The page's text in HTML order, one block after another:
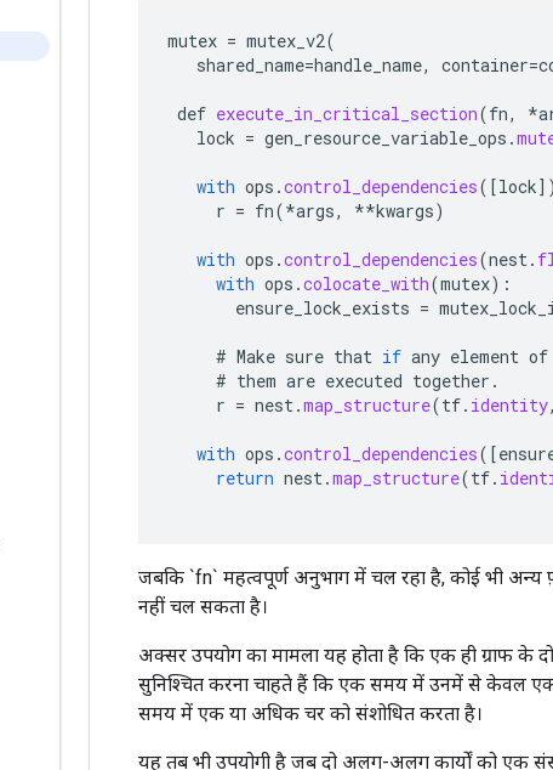
mutex = mutex_v2(
shared_name=handle_name, container=
def execute_in_critical_section(fn, *
lock = gen_resource_variable_ops .
with ops .control_dependencies( [lock]
r = fn(*args, **kwargs)
with ops .control_dependencies(nest.
with ops .colocate_with(mutex):
ensure_lock_exists =
# Make sure that if any element of
# them are executed together .
r = nest.map_structure(tf. identity,
with ops .control_dependencies( [
return nest.map_structure(tf.
जबकि `fn` महत्वपूर्ण अनुभाग में चल रहा है, कोई भी
नहीं चल सकता है।
अक्सर उपयोग का मामला यह होता है कि एक ही ग्राफ के
सुनिश्चित करना चाहते हैं कि एक समय में उनमें से केवल एक
समय में एक या अधिक चर को संशोधित करता है।
यह तब भी उपयोगी है जब दो अलग-अलग कार्यों को एक